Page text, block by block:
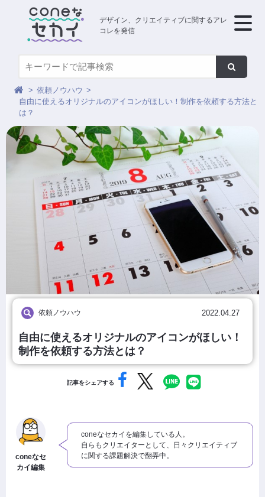
デザイン、クリエイティブに関するアレ
コレを発信
依頼ノウハウ
自由に使えるオリジナルのアイコンがほしい！制作を依頼する方法と
は？
依頼ノウハウ 2022.04.27
自由に使えるオリジナルのアイコンがほしい！
制作を依頼する方法とは？
記事をシェアする
coneなセ
カイ編集
coneなセカイを編集している人。
自らもクリエイターとして、日々クリエイティブ
に関する課題解決で翻弄中。